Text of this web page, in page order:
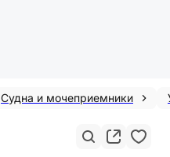
Судна и мочеприемники